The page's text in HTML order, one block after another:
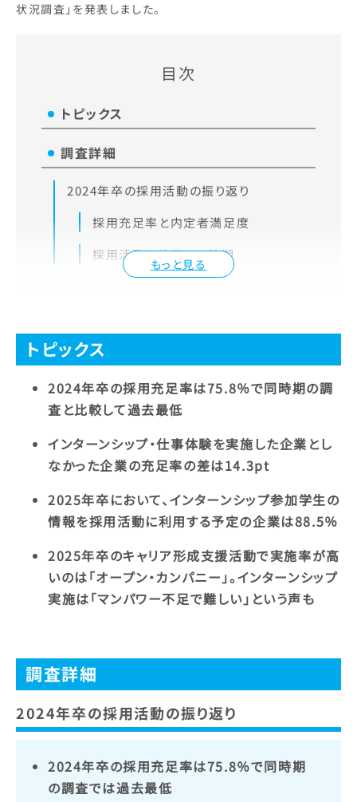
状況調査」を発表しました。
目次
もっと見る
トピックス
調査詳細
2024年卒の採用活動の振り返り
採用充足率と内定者満足度
採用活動を終了する時期
トピックス
2024年卒の採用充足率は75.8％で同時期の調
査と比較して過去最低
インターンシップ・仕事体験を実施した企業とし
なかった企業の充足率の差は14.3pt
2025年卒において、インターンシップ参加学生の
情報を採用活動に利用する予定の企業は88.5％
2025年卒のキャリア形成支援活動で実施率が高
いのは「オープン・カンパニー」。インターンシップ
実施は「マンパワー不足で難しい」という声も
調査詳細
2024年卒の採用活動の振り返り
2024年卒の採用充足率は75.8％で同時期
の調査では過去最低